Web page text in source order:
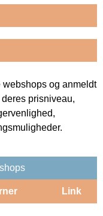
og anmeldt
prisniveau,
Link